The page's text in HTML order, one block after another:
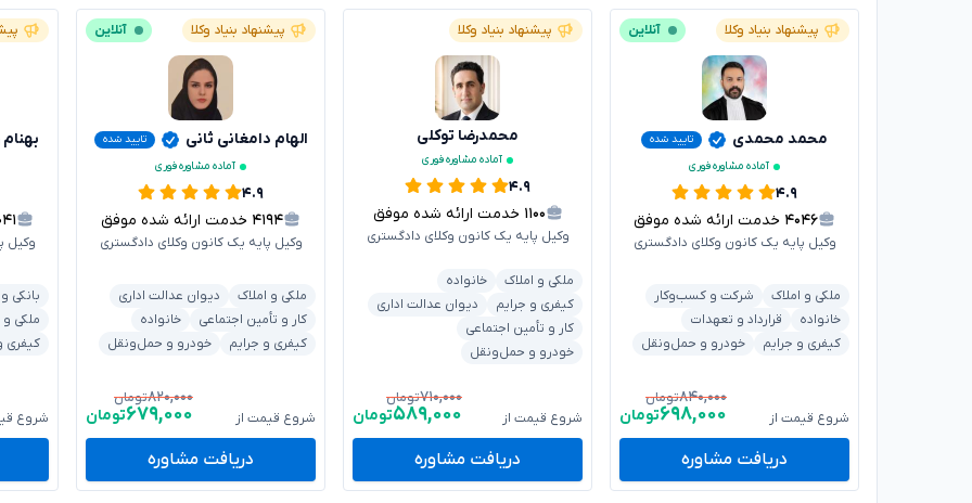
پیشنهاد بنیاد وکلا آنلاین
محمد محمدی
تایید شده
آماده مشاوره فوری
۴.۹
۴۰۴۶ خدمت ارائه شده موفق
وکیل پایه یک کانون وکلای دادگستری
ملکی و املاک
شرکت و کسب‌وکار
خانواده
قرارداد و تعهدات
کیفری و جرایم
خودرو و حمل‌ونقل
شروع قیمت از
۸۴۰,۰۰۰تومان
۶۹۸,۰۰۰تومان
دریافت مشاوره
پیشنهاد بنیاد وکلا
محمدرضا توکلی
آماده مشاوره فوری
۴.۹
۱۱۰۰ خدمت ارائه شده موفق
وکیل پایه یک کانون وکلای دادگستری
ملکی و املاک
خانواده
کیفری و جرایم
دیوان عدالت اداری
کار و تأمین اجتماعی
خودرو و حمل‌ونقل
شروع قیمت از
۷۱۰,۰۰۰تومان
۵۸۹,۰۰۰تومان
دریافت مشاوره
پیشنهاد بنیاد وکلا آنلاین
الهام دامغانی ثانی
تایید شده
آماده مشاوره فوری
۴.۹
۴۱۹۴ خدمت ارائه شده موفق
وکیل پایه یک کانون وکلای دادگستری
ملکی و املاک
دیوان عدالت اداری
کار و تأمین اجتماعی
خانواده
کیفری و جرایم
خودرو و حمل‌ونقل
شروع قیمت از
۸۲۰,۰۰۰تومان
۶۷۹,۰۰۰تومان
دریافت مشاوره
بهنام
وکیل
بانکی
ملکی و
کیفری
شروع